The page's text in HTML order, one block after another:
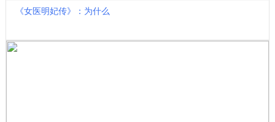
​《女医明妃传》：为什么